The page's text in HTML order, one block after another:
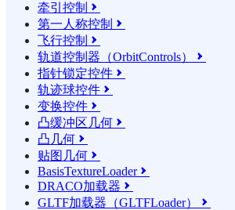
牵引控制 
第一人称控制 
飞行控制 
轨道控制器（OrbitControls） 
指针锁定控件 
轨迹球控件 
变换控件 
凸缓冲区几何 
凸几何 
贴图几何 
BasisTextureLoader
DRACO加载器 
GLTF加载器（GLTFLoader） 